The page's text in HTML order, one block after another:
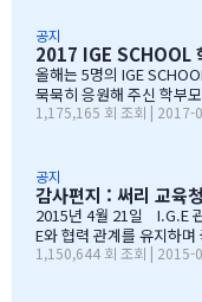
er Institute)의 랭킹을
활용하기 좋았습니다. 그런데 문제가 생겼습니다. BC주 세컨더리 랭
킹이 지난 7~8년 동안 업
C주 세컨더리 학교들의
터가 없어 어려움이 있었습니다. 그래서 직접 자료를
했습니다. '혹시 어딘가에
공지
2017 IGE SCHOOL
올해는 5명의 IGE
묵묵히 응원해 주신 학부
모두 원하는 대학에 진학
1:52 39 읽음 한국시간으로 오늘 저녁 st.john졸업식이 시
작됩니다.오늘 졸업식에
하지만아쉬운 마음을 담
늘 졸업식이 아이들만의
를 대신해 앞장 서 이끌어
1,175,165 회 조회 | 2017-
공지
감사편지 : 써리 교육
2015년 4월 21일 I.G.E
E와 협력 관계를 유지하
수 있음에 만족하고 있습
1,150,644 회 조회 | 2015-